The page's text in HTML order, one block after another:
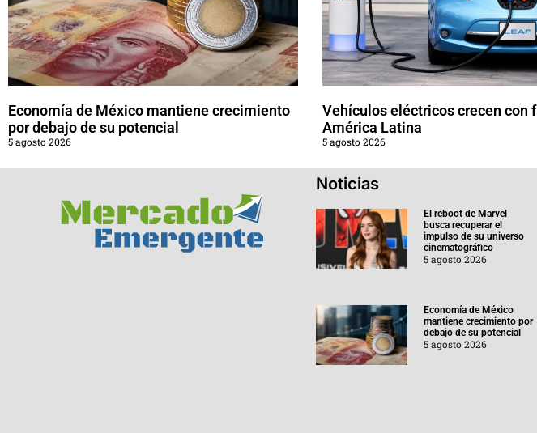
Economía de México mantiene crecimiento
por debajo de su potencial
5 agosto 2026
Vehículos eléctricos crecen con
América Latina
5 agosto 2026
Noticias
El reboot de Marvel
busca recuperar el
impulso de su universo
cinematográfico
5 agosto 2026
Economía de México
mantiene crecimiento por
debajo de su potencial
5 agosto 2026